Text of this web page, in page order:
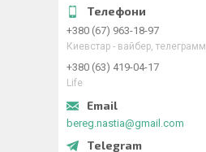
+380 (67) 963-18-97
Киевстар - вайбер, телеграмм
+380 (63) 419-04-17
Life
bereg.nastia@gmail.com